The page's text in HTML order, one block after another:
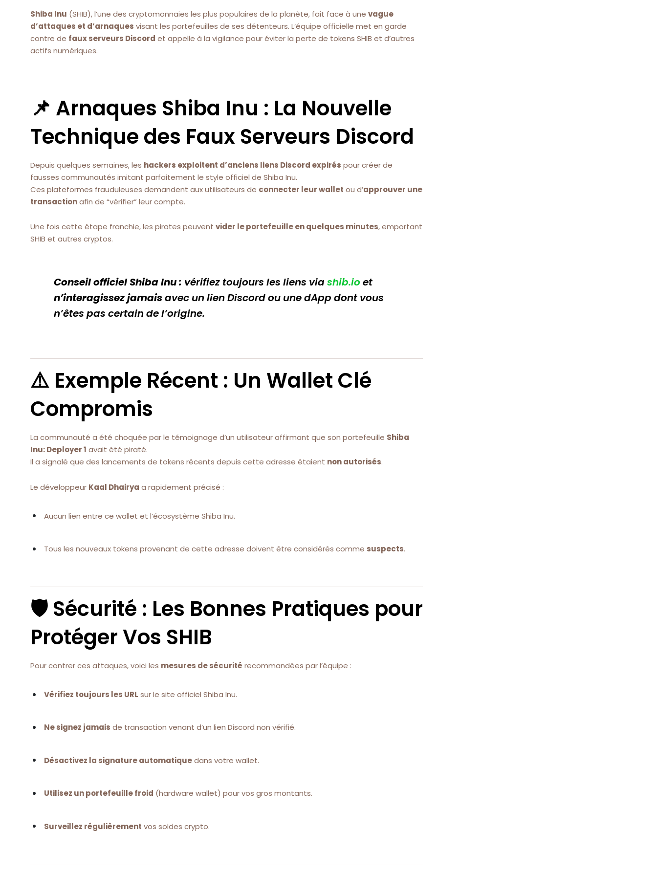
Shiba Inu (SHIB), l’une des cryptomonnaies les plus populaires de la planète, fait face à une vague
d’attaques et d’arnaques visant les portefeuilles de ses détenteurs. L’équipe officielle met en garde
contre de faux serveurs Discord et appelle à la vigilance pour éviter la perte de tokens SHIB et d’autres
actifs numériques.
📌 Arnaques Shiba Inu : La Nouvelle
Technique des Faux Serveurs Discord
Depuis quelques semaines, les hackers exploitent d’anciens liens Discord expirés pour créer de
fausses communautés imitant parfaitement le style officiel de Shiba Inu.
Ces plateformes frauduleuses demandent aux utilisateurs de connecter leur wallet ou d’approuver une
transactionafin de “vérifier” leur compte.
Une fois cette étape franchie, les pirates peuvent vider le portefeuille en quelques minutes, emportant
SHIB et autres cryptos.
Conseil officiel Shiba Inu : vérifiez toujours les liens via shib.ioet
n’interagissez jamaisavec un lien Discord ou une dApp dont vous
n’êtes pas certain de l’origine.
⚠️ Exemple Récent : Un Wallet Clé
Compromis
La communauté a été choquée par le témoignage d’un utilisateur affirmant que son portefeuille Shiba
Inu: Deployer 1 avait été piraté.
Il a signalé que des lancements de tokens récents depuis cette adresse étaient non autorisés.
Le développeur Kaal Dhairya a rapidement précisé :
Aucun lien entre ce wallet et l’écosystème Shiba Inu.
Tous les nouveaux tokens provenant de cette adresse doivent être considérés comme suspects.
🛡 Sécurité : Les Bonnes Pratiques pour
Protéger Vos SHIB
Pour contrer ces attaques, voici les mesures de sécurité recommandées par l’équipe :
Vérifiez toujours les URL sur le site officiel Shiba Inu.
Ne signez jamais de transaction venant d’un lien Discord non vérifié.
Désactivez la signature automatiquedans votre wallet.
Utilisez un portefeuille froid (hardware wallet) pour vos gros montants.
Surveillez régulièrement vos soldes crypto.